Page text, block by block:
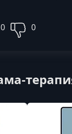
0 0